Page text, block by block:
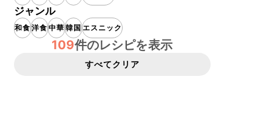
ジャンル
和食洋食中華韓国エスニック
109件のレシピを表示
すべてクリア